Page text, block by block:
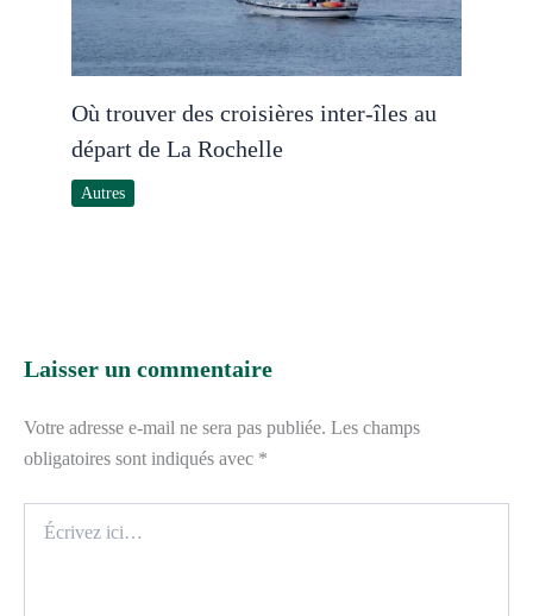
Où trouver des croisières inter-îles au
départ de La Rochelle
Autres
Laisser un commentaire
Votre adresse e-mail ne sera pas publiée. Les champs
obligatoires sont indiqués avec *
ici…